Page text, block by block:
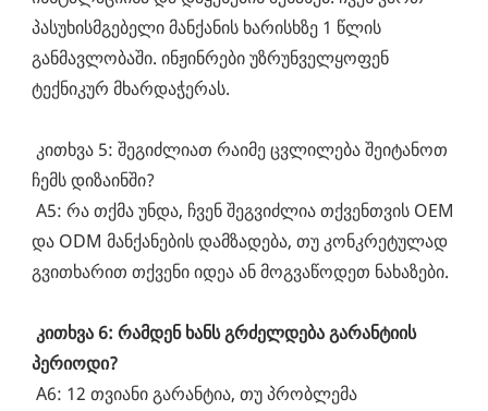
პასუხისმგებელი მანქანის ხარისხზე 1 წლის
განმავლობაში. ინჟინრები უზრუნველყოფენ
ტექნიკურ მხარდაჭერას.
ჩემს დიზაინში?
და ODM მანქანების დამზადება, თუ კონკრეტულად
გვითხარით თქვენი იდეა ან მოგვაწოდეთ ნახაზები.
კითხვა 6: რამდენ ხანს გრძელდება გარანტიის
პერიოდი?